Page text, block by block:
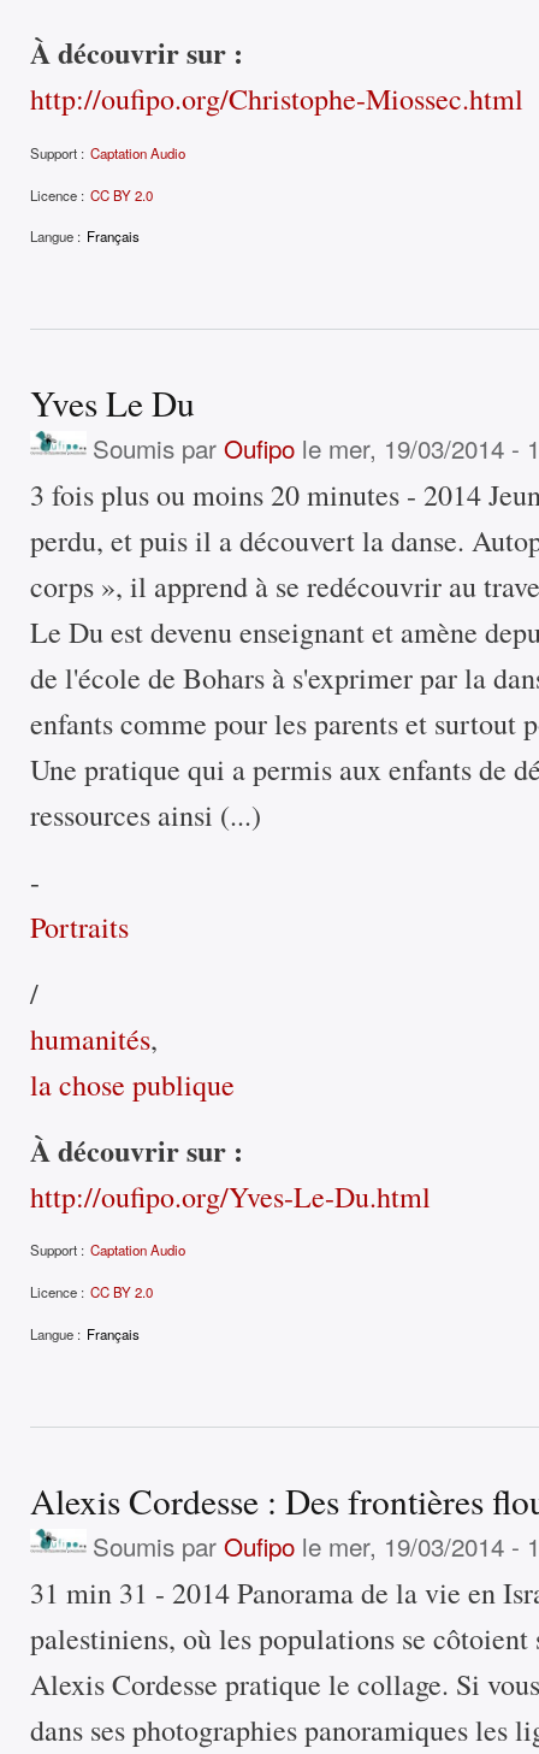
À découvrir sur :
http://oufipo.org/Christophe-Miossec.html
Support : Captation Audio
Licence : CC BY 2.0
Langue : Français
Yves Le Du
Soumis par Oufipole mer, 19/03/2014 -
3 fois plus ou moins 20 minutes - 2014
perdu, et puis il a découvert la danse.
corps », il apprend à se redécouvrir au
Le Du est devenu enseignant et amène
de l'école de Bohars à s'exprimer par la
enfants comme pour les parents et
Une pratique qui a permis aux enfants de
ressources ainsi (...)
-
Portraits
/
humanités,
la chose publique
À découvrir sur :
http://oufipo.org/Yves-Le-Du.html
Support : Captation Audio
Licence : CC BY 2.0
Langue : Français
Alexis Cordesse : Des frontières
Soumis par Oufipole mer, 19/03/2014 -
31 min 31 - 2014 Panorama de la vie en
palestiniens, où les populations se côtoient
Alexis Cordesse pratique le collage. Si
dans ses photographies panoramiques les